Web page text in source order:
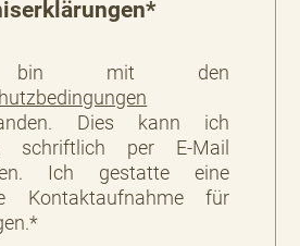
mit den
Dies kann ich
schriftlich per E-Mail
Ich gestatte eine
Kontaktaufnahme für